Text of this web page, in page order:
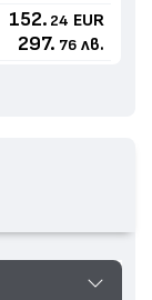
152. 24 EUR
297. 76 лв.